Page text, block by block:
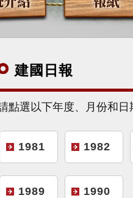
建國 日報
點選以下年度、月份和
1981 1982
1989 1990